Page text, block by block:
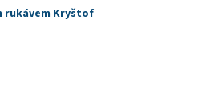
rukávem Kryštof